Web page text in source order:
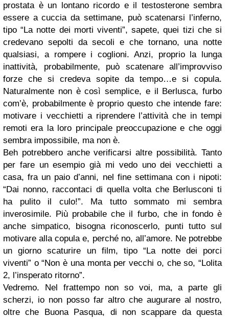
prostata è un lontano ricordo e il testosterone sembra
essere a cuccia da settimane, può scatenarsi l’inferno,
tipo “La notte dei morti viventi”, sapete, quei tizi che si
credevano sepolti da secoli e che tornano, una notte
qualsiasi, a rompere i coglioni. Anzi, proprio la lunga
inattività, probabilmente, può scatenare all’improvviso
forze che si credeva sopite da tempo…e si copula.
Naturalmente non è così semplice, e il Berlusca, furbo
com’è, probabilmente è proprio questo che intende fare:
motivare i vecchietti a riprendere l’attività che in tempi
remoti era la loro principale preoccupazione e che oggi
sembra impossibile, ma non è.
Beh potrebbero anche verificarsi altre possibilità. Tanto
per fare un esempio già mi vedo uno dei vecchietti a
casa, fra un paio d’anni, nel fine settimana con i nipoti:
“Dai nonno, raccontaci di quella volta che Berlusconi ti
ha pulito il culo!”. Ma tutto sommato mi sembra
inverosimile. Più probabile che il furbo, che in fondo è
anche simpatico, bisogna riconoscerlo, punti tutto sul
motivare alla copula e, perché no, all’amore. Ne potrebbe
un giorno scaturire un film, tipo “La notte dei porci
viventi” o “Non è una monta per vecchi o, che so, “Lolita
2, l’insperato ritorno”.
Vedremo. Nel frattempo non so voi, ma, a parte gli
scherzi, io non posso far altro che augurare al nostro,
oltre che Buona Pasqua, di non scappare da questa